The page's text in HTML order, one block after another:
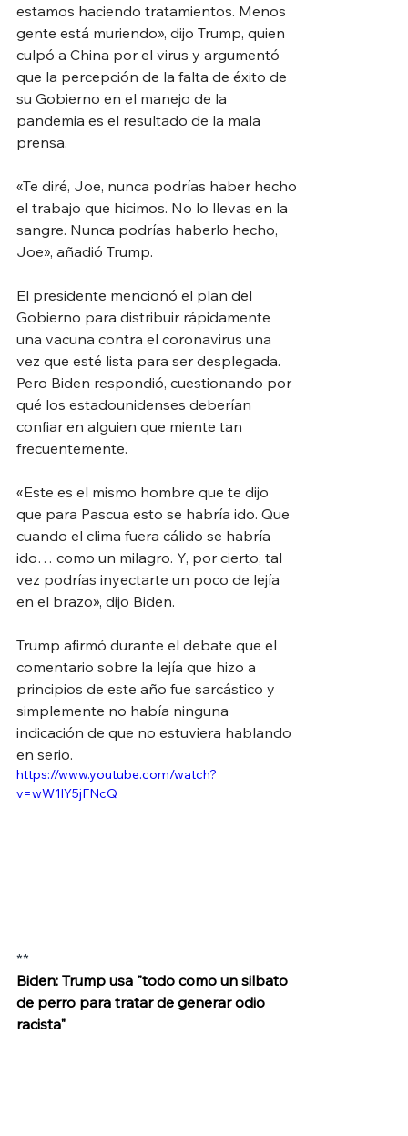
estamos haciendo tratamientos. Menos
gente está muriendo», dijo Trump, quien
culpó a China por el virus y argumentó
que la percepción de la falta de éxito de
su Gobierno en el manejo de la
pandemia es el resultado de la mala
prensa.
«Te diré, Joe, nunca podrías haber hecho
el trabajo que hicimos. No lo llevas en la
sangre. Nunca podrías haberlo hecho,
Joe», añadió Trump.
El presidente mencionó el plan del
Gobierno para distribuir rápidamente
una vacuna contra el coronavirus una
vez que esté lista para ser desplegada.
Pero Biden respondió, cuestionando por
qué los estadounidenses deberían
confiar en alguien que miente tan
frecuentemente.
«Este es el mismo hombre que te dijo
que para Pascua esto se habría ido. Que
cuando el clima fuera cálido se habría
ido… como un milagro. Y, por cierto, tal
vez podrías inyectarte un poco de lejía
en el brazo», dijo Biden.
Trump afirmó durante el debate que el
comentario sobre la lejía que hizo a
principios de este año fue sarcástico y
simplemente no había ninguna
indicación de que no estuviera hablando
en serio.
https://www.youtube.com/watch?
v=wW1lY5jFNcQ
**
Biden: Trump usa "todo como un silbato
de perro para tratar de generar odio
racista"